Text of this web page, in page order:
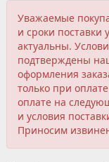
Уважаемые
и сроки поставки
актуальны.
подтверждены
оформления
только при
оплате на
и условия
Приносим